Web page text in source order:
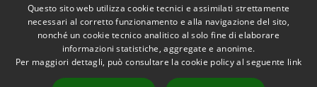
RSS
Accessibilità
Copyright © 2026 • Comune di
Questo sito web utilizza cookie tecnici e assimilati strettamente
necessari al corretto funzionamento e alla navigazione del sito,
nonché un cookie tecnico analitico al solo fine di elaborare
informazioni statistiche, aggregate e anonime.
Per maggiori dettagli, può consultare la cookie policy al seguente link